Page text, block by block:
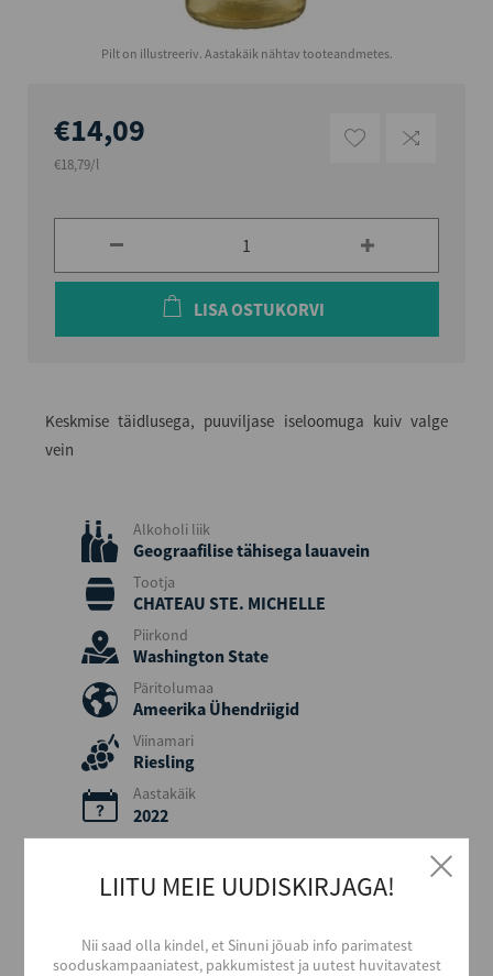
Pilt on illustreeriv. Aastakäik nähtav tooteandmetes.
€14,09
€18,79/l
LISA OSTUKORVI
Keskmise täidlusega, puuviljase iseloomuga kuiv valge
vein
Alkoholi liik
Geograafilise tähisega lauavein
Tootja
CHATEAU STE. MICHELLE
Piirkond
Washington State
Päritolumaa
Ameerika Ühendriigid
Viinamari
Riesling
Aastakäik
2022
Stiil
Maitse
LIITU MEIE UUDISKIRJAGA!
Nii saad olla kindel, et Sinuni jõuab info parimatest
sooduskampaaniatest, pakkumistest ja uutest huvitavatest